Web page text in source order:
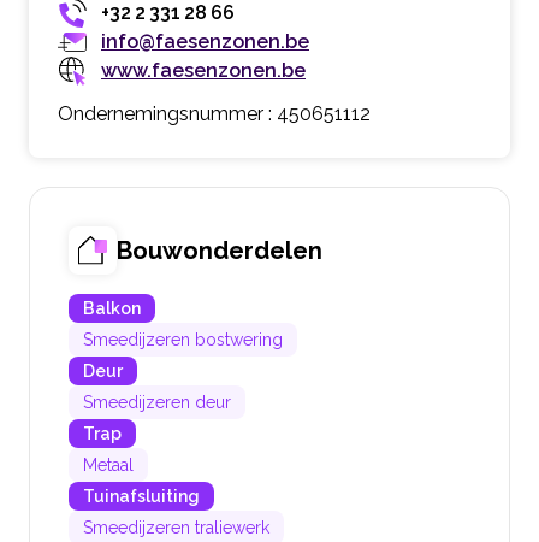
+32 2 331 28 66
info@faesenzonen.be
www.faesenzonen.be
Ondernemingsnummer : 450651112
Bouwonderdelen
Balkon
Smeedijzeren bostwering
Deur
Smeedijzeren deur
Trap
Metaal
Tuinafsluiting
Smeedijzeren traliewerk